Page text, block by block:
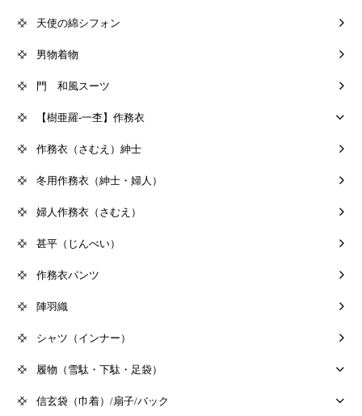
天使の綿シフォン
男物着物
門 和風スーツ
【樹亜羅-一杢】作務衣
作務衣（さむえ）紳士
冬用作務衣（紳士・婦人）
婦人作務衣（さむえ）
甚平（じんべい）
作務衣パンツ
陣羽織
シャツ（インナー）
履物（雪駄・下駄・足袋）
信玄袋（巾着）/扇子/バック